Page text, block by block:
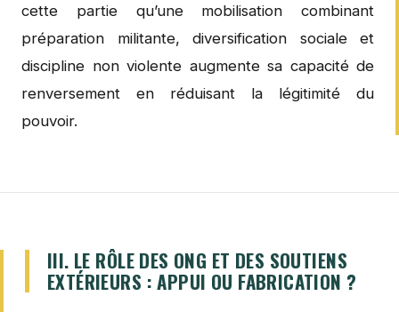
cette partie qu’une mobilisation combinant
préparation militante, diversification sociale et
discipline non violente augmente sa capacité de
renversement en réduisant la légitimité du
pouvoir.
III. LE RÔLE DES ONG ET DES SOUTIENS
EXTÉRIEURS : APPUI OU FABRICATION ?